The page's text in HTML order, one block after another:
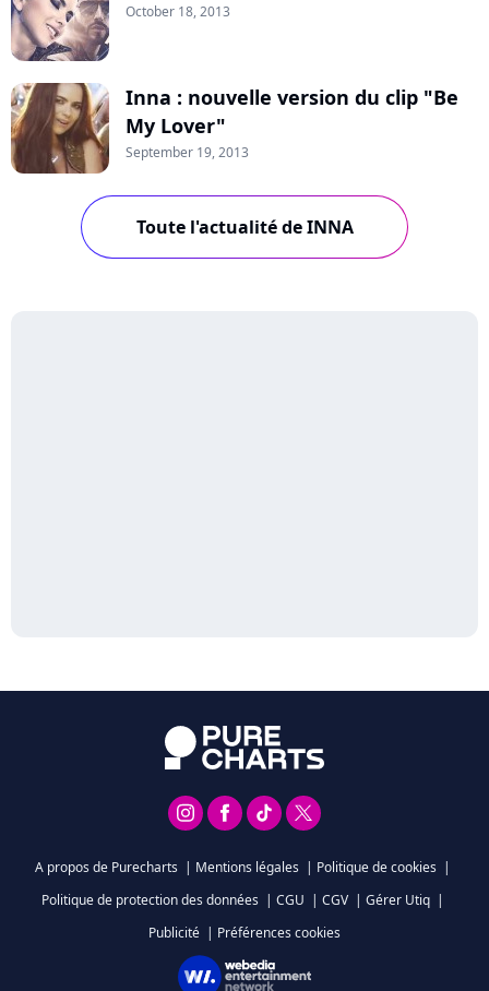
October 18, 2013
Inna : nouvelle version du clip "Be
My Lover"
September 19, 2013
Toute l'actualité de INNA
A propos de Purecharts | Mentions légales | Politique de cookies |
Politique de protection des données | CGU | CGV | Gérer Utiq |
Publicité | Préférences cookies